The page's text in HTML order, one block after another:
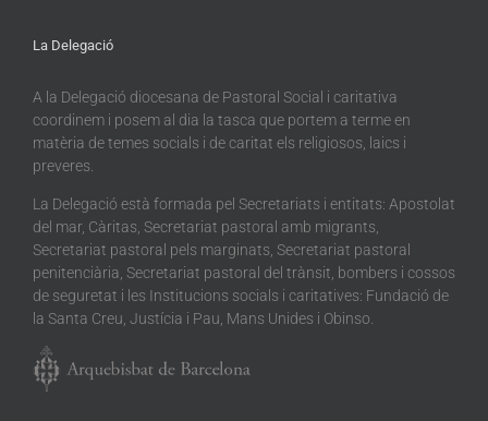
La Delegació
A la Delegació diocesana de Pastoral Social i caritativa
coordinem i posem al dia la tasca que portem a terme en
matèria de temes socials i de caritat els religiosos, laics i
preveres.
La Delegació està formada pel Secretariats i entitats: Apostolat
del mar, Càritas, Secretariat pastoral amb migrants,
Secretariat pastoral pels marginats, Secretariat pastoral
penitenciària, Secretariat pastoral del trànsit, bombers i cossos
de seguretat i les Institucions socials i caritatives: Fundació de
la Santa Creu, Justícia i Pau, Mans Unides i Obinso.